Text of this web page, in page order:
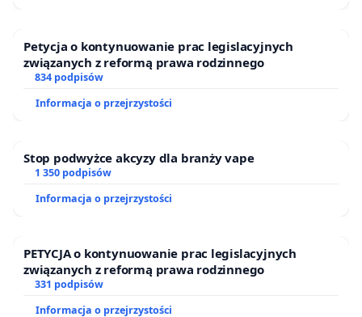
Petycja o kontynuowanie prac legislacyjnych
związanych z reformą prawa rodzinnego
834 podpisów
Informacja o przejrzystości
Stop podwyżce akcyzy dla branży vape
1 350 podpisów
Informacja o przejrzystości
PETYCJA o kontynuowanie prac legislacyjnych
związanych z reformą prawa rodzinnego
331 podpisów
Informacja o przejrzystości